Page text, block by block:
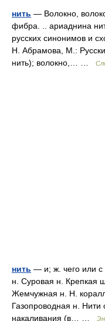
нить — Волокно,
фибра. .. ариаднина
русских синонимов и
Н. Абрамова, М.:
нить); волокно,… …
нить — и; ж. чего или с
н. Суровая н. Крепкая
Жемчужная н. Н.
Газопроводная н. Нити
накаливания (в… …